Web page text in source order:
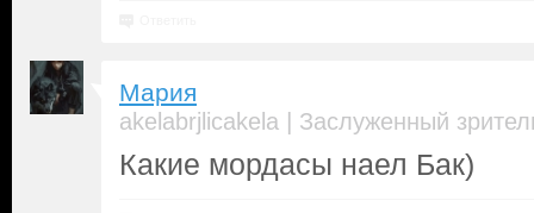
Мария
akelabrjlicakela | Заслуженный
Какие мордасы наел Бак)